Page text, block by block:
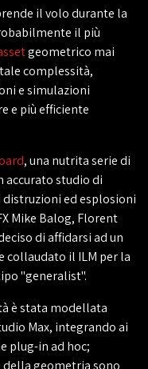
il volo durante la
il più
geometrico mai
complessità,
e simulazioni
e più efficiente
, una nutrita serie di
accurato studio di
ed esplosioni
Mike Balog, Florent
di affidarsi ad un
collaudato il ILM per la
"generalist".
è stata modellata
Max, integrando ai
plug-in ad hoc;
geometria sono